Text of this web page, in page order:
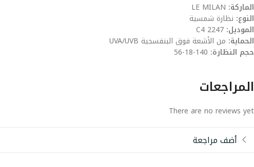
الماركة:
النوع: نظارة شمسية
الموديل:
الحماية: من الأشعة فوق البنفسجية UVA/UVB
حجم النظارة:
المراجعات
There are no reviews yet
أضف مراجعة